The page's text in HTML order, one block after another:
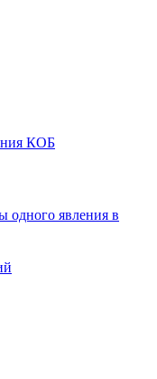
КОБ
одного явления в